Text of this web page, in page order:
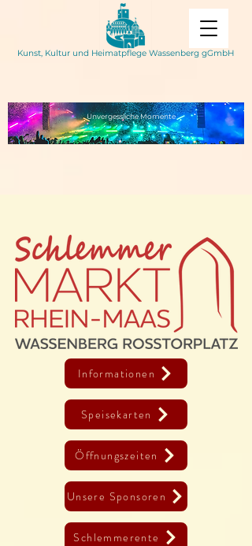
Kunst, Kultur und Heimatpflege Wassenberg gGmbH
UnvergesslicheMomente
Informationen
Speisekarten
Öffnungszeiten
Unsere Sponsoren
Schlemmerente